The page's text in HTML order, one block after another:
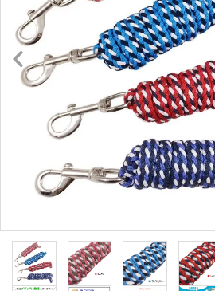
キュロット・ズボン
プロテクターベスト
ブーツ・ブーツバッグ
ハーフチャップス・靴下
拍車・拍車ベルト
鞭（ムチ）